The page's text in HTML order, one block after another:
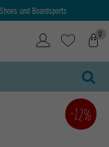
und Boardsports
0
-12%